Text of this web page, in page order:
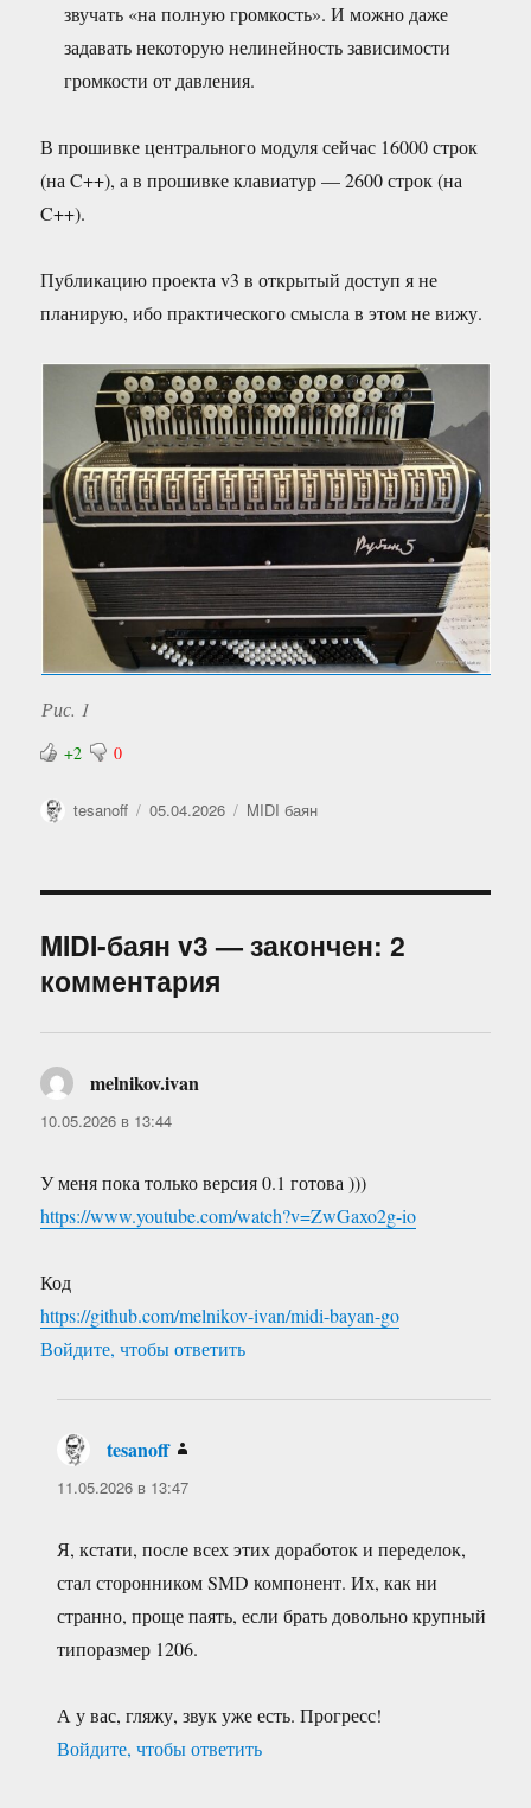
звучать «на полную громкость». И можно даже
задавать некоторую нелинейность зависимости
громкости от давления.
В прошивке центрального модуля сейчас 16000 строк
(на C++), а в прошивке клавиатур — 2600 строк (на
C++).
Публикацию проекта v3 в открытый доступ я не
планирую, ибо практического смысла в этом не вижу.
Рис. 1
+2 0
Автор
tesanoff Опубликовано
05.04.2026 Рубрики
MIDI баян
MIDI-баян v3 — закончен: 2
комментария
melnikov.ivan
10.05.2026 в 13:44
У меня пока только версия 0.1 готова )))
https://www.youtube.com/watch?v=ZwGaxo2g-io
Код
https://github.com/melnikov-ivan/midi-bayan-go
Войдите, чтобы ответить
tesanoff
11.05.2026 в 13:47
Я, кстати, после всех этих доработок и переделок,
стал сторонником SMD компонент. Их, как ни
странно, проще паять, если брать довольно крупный
типоразмер 1206.
А у вас, гляжу, звук уже есть. Прогресс!
Войдите, чтобы ответить